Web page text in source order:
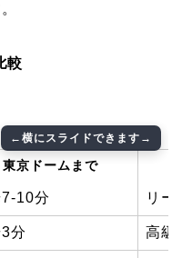
較
東京ドームまで
10分 リー
分 高級